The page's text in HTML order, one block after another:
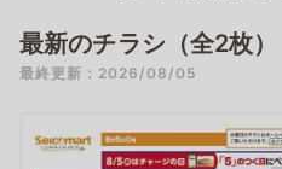
最新のチラシ（全2枚）
最終更新：2026/08/05